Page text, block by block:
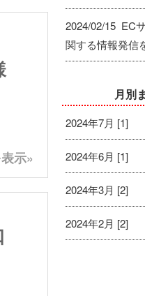
示»
2024/02/15 EC
関する情報発信
月別
2024年7月 [1]
2024年6月 [1]
2024年3月 [2]
2024年2月 [2]